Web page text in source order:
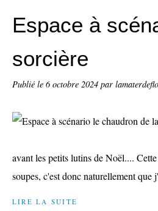
Espace à
sorcière
Publié le 6 octobre 2024 par lamaterdeflo
avant les petits lutins de Noël....
soupes, c'est donc naturellement que
LIRE LA SUITE